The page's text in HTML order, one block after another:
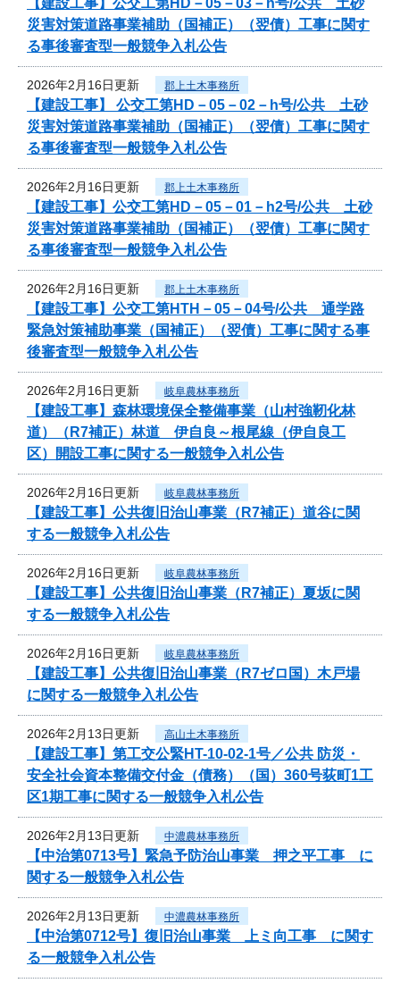
災害対策道路事業補助（国補正）（翌債）工事に関す
る事後審査型一般競争入札公告
2026年2月16日更新 郡上土木事務所
【建設工事】 公交工第HD－05－02－h号/公共 土砂
災害対策道路事業補助（国補正）（翌債）工事に関す
る事後審査型一般競争入札公告
2026年2月16日更新 郡上土木事務所
【建設工事】公交工第HD－05－01－h2号/公共 土砂
災害対策道路事業補助（国補正）（翌債）工事に関す
る事後審査型一般競争入札公告
2026年2月16日更新 郡上土木事務所
【建設工事】公交工第HTH－05－04号/公共 通学路
緊急対策補助事業（国補正）（翌債）工事に関する事
後審査型一般競争入札公告
2026年2月16日更新 岐阜農林事務所
【建設工事】森林環境保全整備事業（山村強靭化林
道）（R7補正）林道 伊自良～根尾線（伊自良工
区）開設工事に関する一般競争入札公告
2026年2月16日更新 岐阜農林事務所
【建設工事】公共復旧治山事業（R7補正）道谷に関
する一般競争入札公告
2026年2月16日更新 岐阜農林事務所
【建設工事】公共復旧治山事業（R7補正）夏坂に関
する一般競争入札公告
2026年2月16日更新 岐阜農林事務所
【建設工事】公共復旧治山事業（R7ゼロ国）木戸場
に関する一般競争入札公告
2026年2月13日更新 高山土木事務所
【建設工事】第工交公緊HT-10-02-1号／公共 防災・
安全社会資本整備交付金（債務）（国）360号荻町1工
区1期工事に関する一般競争入札公告
2026年2月13日更新 中濃農林事務所
【中治第0713号】緊急予防治山事業 押之平工事 に
関する一般競争入札公告
2026年2月13日更新 中濃農林事務所
【中治第0712号】復旧治山事業 上ミ向工事 に関す
る一般競争入札公告